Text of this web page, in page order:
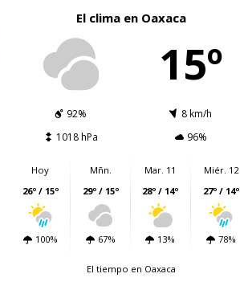
El clima en Oaxaca
15º
92%
8 km/h
1018 hPa
96%
Hoy
26º / 15º
100%
Mñn.
29º / 15º
67%
Mar. 11
28º / 14º
13%
Miér. 12
27º / 14º
78%
El tiempo en Oaxaca